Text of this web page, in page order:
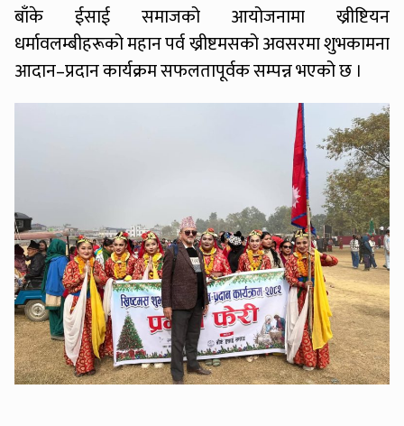
बाँके ईसाई समाजको आयोजनामा ख्रीष्टियन
धर्मावलम्बीहरूको महान पर्व ख्रीष्टमसको अवसरमा शुभकामना
आदान–प्रदान कार्यक्रम सफलतापूर्वक सम्पन्न भएको छ ।